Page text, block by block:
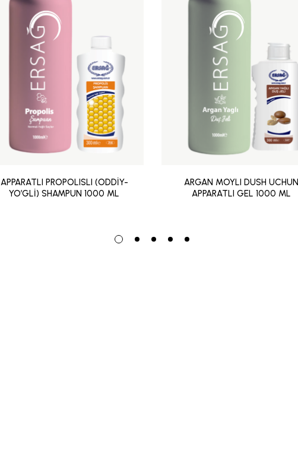
APPARATLI PROPOLISLI (ODDİY-
YO’GLİ) SHAMPUN 1000 ML
ARGAN MOYLI DUSH UCHUN
APPARATLI GEL 1000 ML